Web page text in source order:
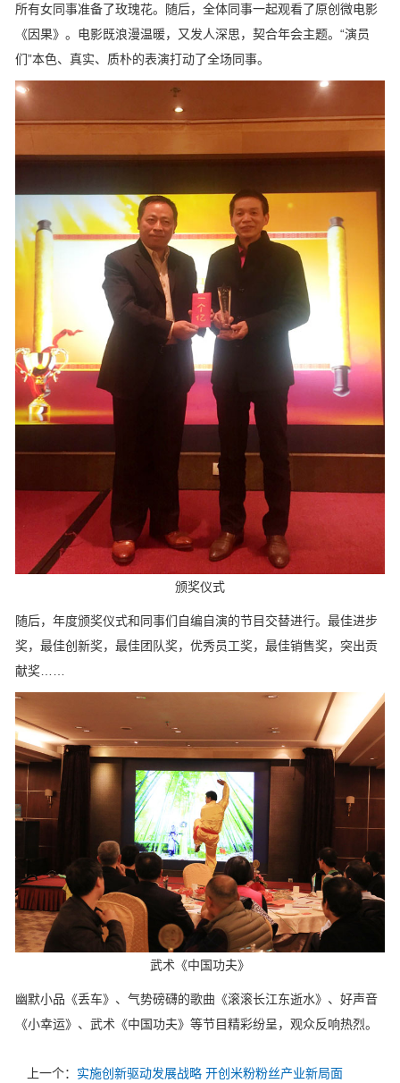
所有女同事准备了玫瑰花。随后，全体同事一起观看了原创微电影
《因果》。电影既浪漫温暖，又发人深思，契合年会主题。“演员
们”本色、真实、质朴的表演打动了全场同事。
颁奖仪式
随后，年度颁奖仪式和同事们自编自演的节目交替进行。最佳进步
奖，最佳创新奖，最佳团队奖，优秀员工奖，最佳销售奖，突出贡
献奖……
武术《中国功夫》
幽默小品《丢车》、气势磅礴的歌曲《滚滚长江东逝水》、好声音
《小幸运》、武术《中国功夫》等节目精彩纷呈，观众反响热烈。
上一个： 实施创新驱动发展战略 开创米粉粉丝产业新局面